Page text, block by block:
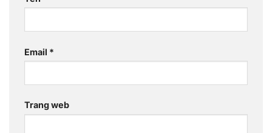
Email *
Trang web